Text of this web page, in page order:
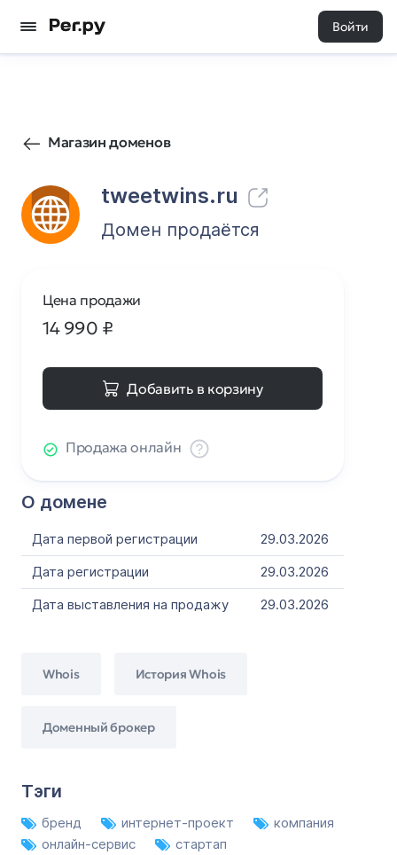
Войти
Магазин доменов
tweetwins.ru
2 0
Домен продаётся
О домене
Дата первой регистрации
29.03.2026
Дата регистрации
29.03.2026
Дата выставления на продажу
29.03.2026
Whois История Whois
Доменный брокер
Тэги
бренд интернет-проект
компания
онлайн-сервис
стартап
Цена продажи
14 990 ₽
Добавить в корзину
Продажа онлайн